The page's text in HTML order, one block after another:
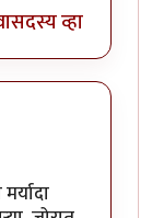
सदस्य व्हा